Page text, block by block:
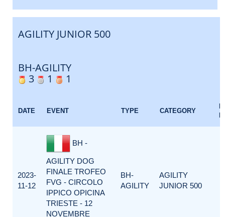
AGILITY JUNIOR 500
BH-AGILITY
3
1 1
DATE EVENT TYPE CATEGORY
2023-
11-12
BH -
AGILITY DOG
FINALE TROFEO
FVG - CIRCOLO
IPPICO OPICINA
TRIESTE - 12
NOVEMBRE
BH-
AGILITY
AGILITY
JUNIOR 500